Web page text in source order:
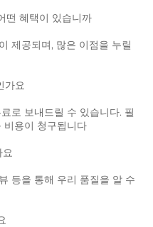
떤 혜택이 있습니까
제공되며, 많은 이점을 누릴
가요
로 보내드릴 수 있습니다. 필
비용이 청구됩니다
요
등을 통해 우리 품질을 알 수